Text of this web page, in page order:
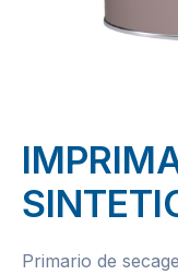
Primario de